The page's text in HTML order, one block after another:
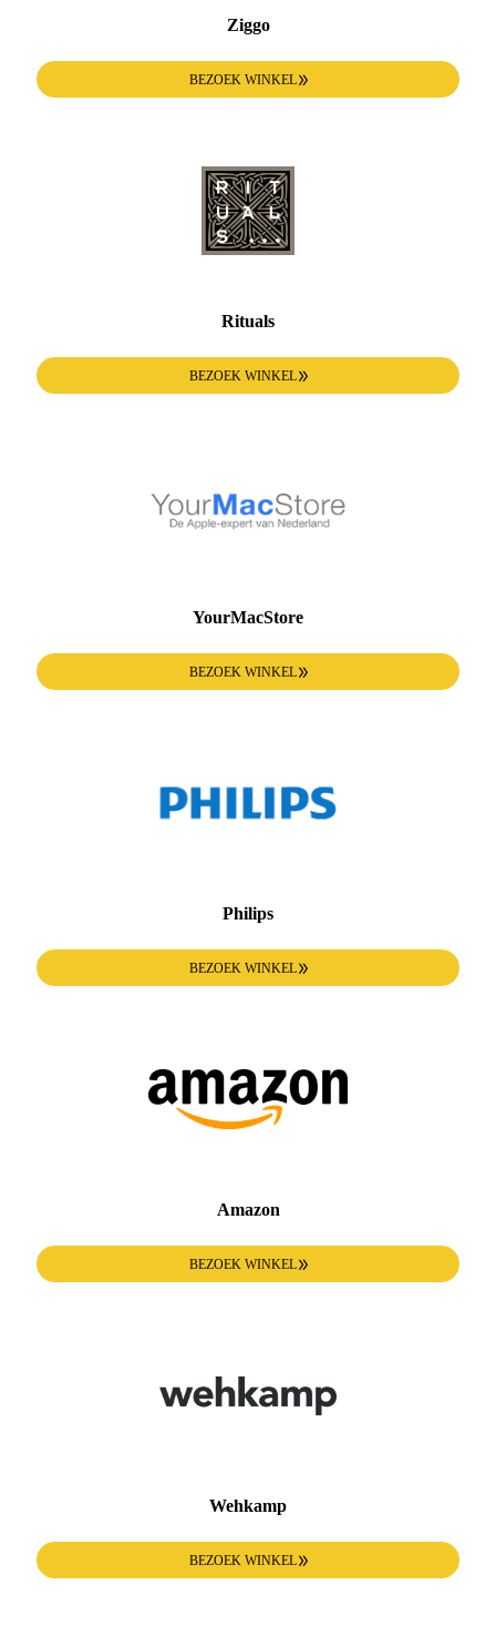
Ziggo
BEZOEK WINKEL
Rituals
BEZOEK WINKEL
YourMacStore
BEZOEK WINKEL
Philips
BEZOEK WINKEL
Amazon
BEZOEK WINKEL
Wehkamp
BEZOEK WINKEL